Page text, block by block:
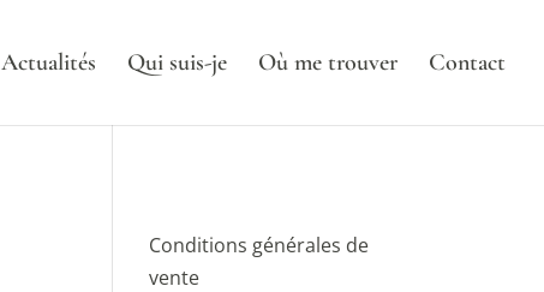
Actualités Qui suis-je Où me trouver Contact
Conditions générales de
vente